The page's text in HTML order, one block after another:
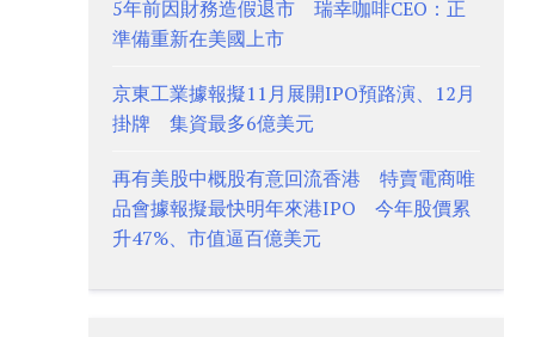
5年前因財務造假退市 瑞幸咖啡CEO：正
準備重新在美國上市
京東工業據報擬11月展開IPO預路演、12月
掛牌 集資最多6億美元
再有美股中概股有意回流香港 特賣電商唯
品會據報擬最快明年來港IPO 今年股價累
升47%、市值逼百億美元